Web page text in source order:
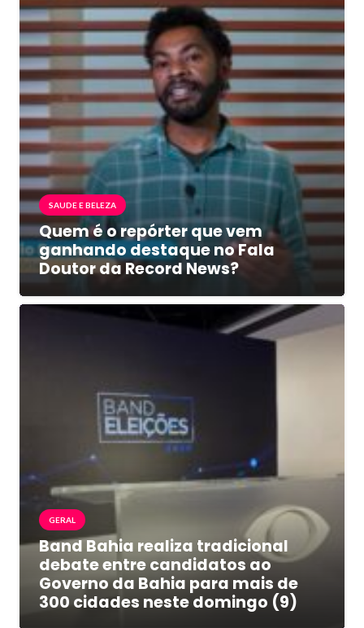
SAUDE E BELEZA
Quem é o repórter que vem
ganhando destaque no Fala
Doutor da Record News?
GERAL
Band Bahia realiza tradicional
debate entre candidatos ao
Governo da Bahia para mais de
300 cidades neste domingo (9)